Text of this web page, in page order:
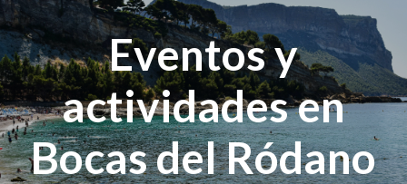
Eventos y
actividades en
Bocas del Ródano